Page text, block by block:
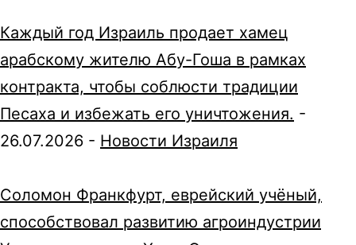
Каждый год Израиль продает хамец
арабскому жителю Абу-Гоша в рамках
контракта, чтобы соблюсти традиции
Песаха и избежать его уничтожения. -
26.07.2026 - Новости Израиля
Соломон Франкфурт, еврейский учёный,
способствовал развитию агроиндустрии